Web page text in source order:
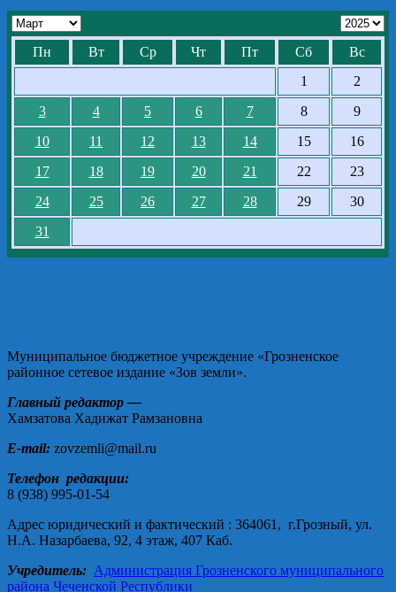
Пн Вт Ср Чт Пт Сб
Вс
1
2
3
4 5 6 7 8
9
10
11 12 13 14 15
16
17
18 19 20 21 22
23
24
25 26 27 28 29
30
31
Муниципальное бюджетное учреждение «Грозненское
районное сетевое издание «Зов земли».
Главный редактор —
Хамзатова Хадижат Рамзановна
E-mail: zovzemli@mail.ru
Телефон редакции:
8 (938) 995-01-54
Адрес юридический и фактический : 364061, г.Грозный, ул.
Н.А. Назарбаева, 92, 4 этаж, 407 Каб.
Учредитель: Администрация Грозненского муниципального
района Чеченской Республики